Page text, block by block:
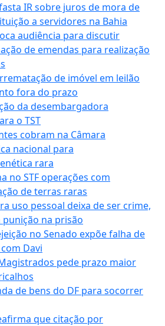
IR sobre juros de mora de
a servidores na Bahia
audiência para discutir
de emendas para realização
de imóvel em leilão
fora do prazo
da desembargadora
o TST
cobram na Câmara
nacional para
rara
no STF operações com
de terras raras
uso pessoal deixa de ser crime,
punição na prisão
no Senado expõe falha de
Davi
pede prazo maior
de bens do DF para socorrer
que citação por